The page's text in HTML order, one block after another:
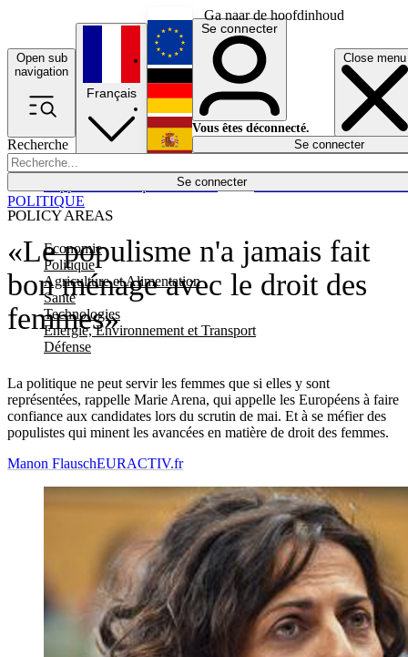
Ga naar de hoofdinhoud
Open sub
navigation
Close menu
Recherche
Se connecter
POLICY AREAS
Economie
Politique
Agriculture et Alimentation
Santé
Technologies
Energie, Environnement et Transport
Défense
Économie
Français
English
Deutsch
Español
Se connecter
Vous êtes déconnecté.
Se connecter
«Le populisme n'a jamais fait
bon ménage avec le droit des
femmes»
La politique ne peut servir les femmes que si elles y sont
représentées, rappelle Marie Arena, qui appelle les Européens à faire
confiance aux candidates lors du scrutin de mai. Et à se méfier des
populistes qui minent les avancées en matière de droit des femmes.
POLITIQUE
Manon FlauschEURACTIV.fr